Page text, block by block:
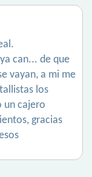
can... de que
vayan, a mi me
los
un cajero
gracias